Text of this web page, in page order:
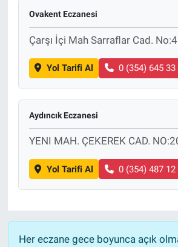
Ovakent Eczanesi
Çarşı İçi Mah Sarraflar Cad.
Yol Tarifi Al 0 (354) 645 33
Aydıncık Eczanesi
YENI MAH. ÇEKEREK CAD.
Yol Tarifi Al 0 (354) 487 12
Her eczane gece boyunca açık